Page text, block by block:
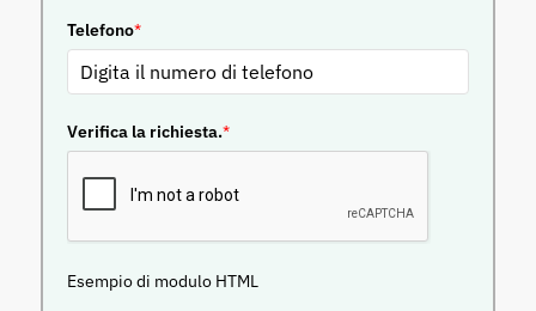
Telefono*
Verifica la richiesta.*
Esempio di modulo HTML